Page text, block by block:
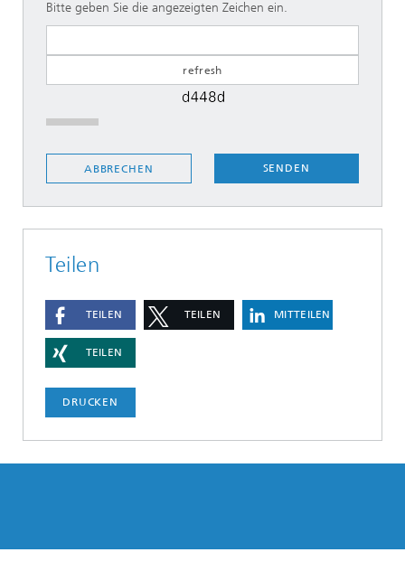
Bitte geben Sie die angezeigten Zeichen ein.
SENDEN
ABBRECHEN
Teilen
TEILEN TEILEN MITTEILEN
TEILEN
DRUCKEN